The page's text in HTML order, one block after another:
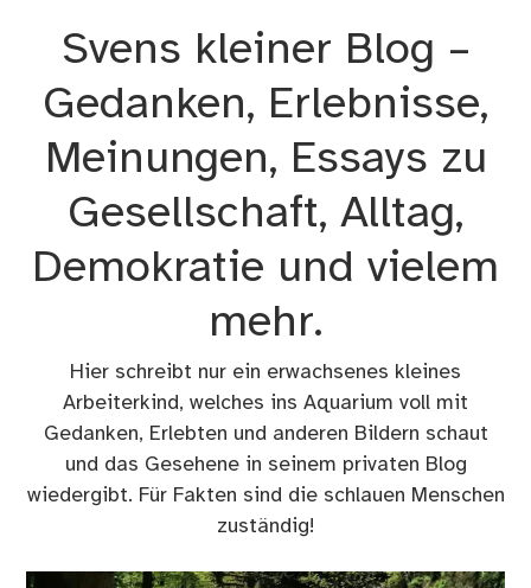
Svens kleiner Blog –
Gedanken, Erlebnisse,
Meinungen, Essays zu
Gesellschaft, Alltag,
Demokratie und vielem
mehr.
Hier schreibt nur ein erwachsenes kleines
Arbeiterkind, welches ins Aquarium voll mit
Gedanken, Erlebten und anderen Bildern schaut
und das Gesehene in seinem privaten Blog
wiedergibt. Für Fakten sind die schlauen Menschen
zuständig!